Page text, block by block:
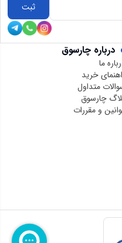
درباره چارسوق
ما
خرید
متداول
چارسوق
و مقررات
ثبت